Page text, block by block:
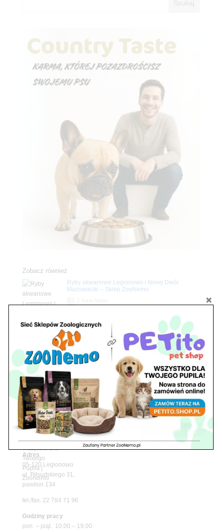
Zobacz również
Ryby akwariowe Legionowo i Nowy Dwór
Mazowiecki – Sklep ZooNemo
Z Życia Sklepu
Stwórz podwodne arcydzieło: Najpiękniejsze
rośliny akwariowe w ZooNemo – Legionowo i
Nowy Dwór Mazowiecki
Upały wracają! Zadbaj o komfort swojego pupila
z matami chłodzącymi ZooNemo
Z Życia Sklepu
Petito Pet Shop – Internetowy Sklep Zoologiczny
Online! Wszystko Dla Twojego Pupila | ZooNemo
Znajdź nas
Adres
05-120 Legionowo
ul. Piłsudskiego 31,
pawilon 134
tel./fax. 22 784 71 96
Godziny pracy
pon. – piąt. 10.00 – 19.00